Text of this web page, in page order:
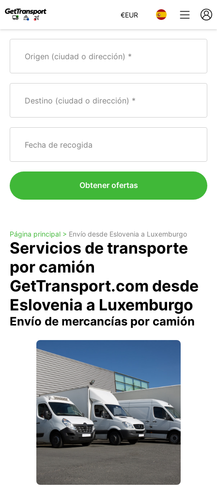
€EUR
Origen (ciudad o dirección)
Destino (ciudad o dirección)
Fecha de recogida
Obtener ofertas
Página principal > Envío desde Eslovenia a Luxemburgo
Servicios de transporte
por camión
GetTransport.com desde
Eslovenia a Luxemburgo
Envío de mercancías por camión